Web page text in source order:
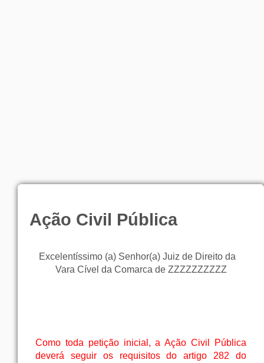
Ação Civil Pública
Excelentíssimo (a) Senhor(a) Juiz de Direito da
Vara Cível da Comarca de ZZZZZZZZZZ
Como toda petição inicial, a Ação Civil Pública
deverá seguir os requisitos do artigo 282 do